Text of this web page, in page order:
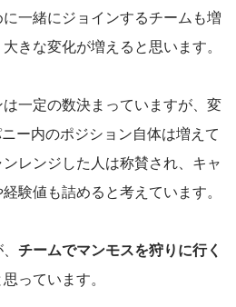
一緒にジョインするチームも増
きな変化が増えると思います。
一定の数決まっていますが、変
ー内のポジション自体は増えて
レンジした人は称賛され、キャ
験値も詰めると考えています。
チームでマンモスを狩りに行く
っています。